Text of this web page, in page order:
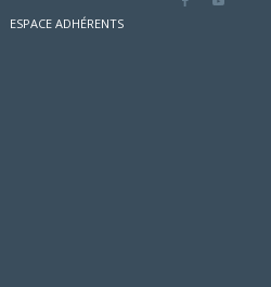
ESPACE ADHÉRENTS